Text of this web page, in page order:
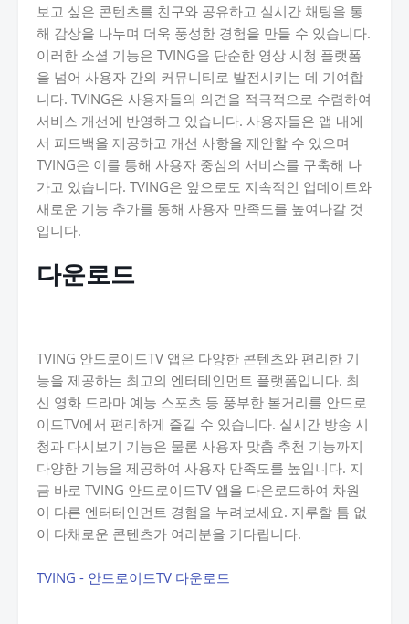
보고 싶은 콘텐츠를 친구와 공유하고 실시간 채팅을 통
해 감상을 나누며 더욱 풍성한 경험을 만들 수 있습니다.
이러한 소셜 기능은 TVING을 단순한 영상 시청 플랫폼
을 넘어 사용자 간의 커뮤니티로 발전시키는 데 기여합
니다. TVING은 사용자들의 의견을 적극적으로 수렴하여
서비스 개선에 반영하고 있습니다. 사용자들은 앱 내에
서 피드백을 제공하고 개선 사항을 제안할 수 있으며
TVING은 이를 통해 사용자 중심의 서비스를 구축해 나
가고 있습니다. TVING은 앞으로도 지속적인 업데이트와
새로운 기능 추가를 통해 사용자 만족도를 높여나갈 것
입니다.
다운로드
TVING 안드로이드TV 앱은 다양한 콘텐츠와 편리한 기
능을 제공하는 최고의 엔터테인먼트 플랫폼입니다. 최
신 영화 드라마 예능 스포츠 등 풍부한 볼거리를 안드로
이드TV에서 편리하게 즐길 수 있습니다. 실시간 방송 시
청과 다시보기 기능은 물론 사용자 맞춤 추천 기능까지
다양한 기능을 제공하여 사용자 만족도를 높입니다. 지
금 바로 TVING 안드로이드TV 앱을 다운로드하여 차원
이 다른 엔터테인먼트 경험을 누려보세요. 지루할 틈 없
이 다채로운 콘텐츠가 여러분을 기다립니다.
TVING - 안드로이드TV 다운로드